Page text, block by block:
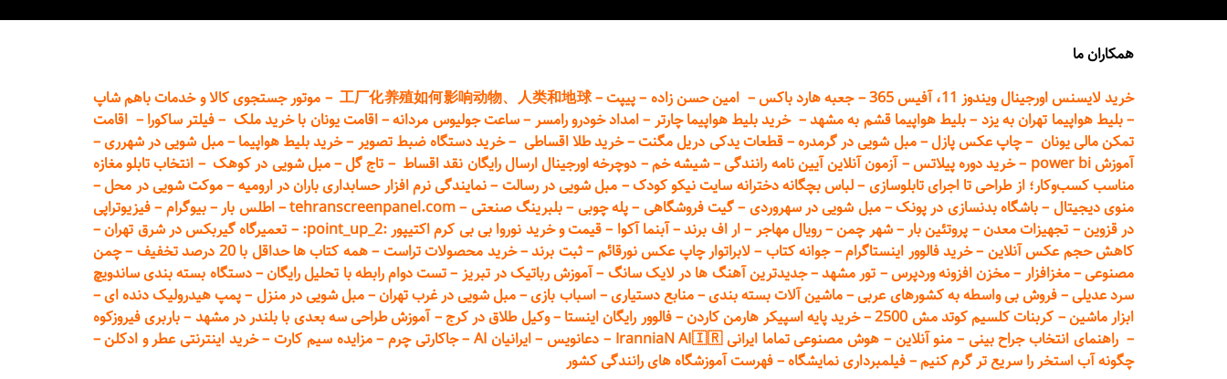
همکاران ما
خرید لایسنس اورجینال ویندوز 11، آفیس 365
–جعبه هارد باکس– امین حسن زاده –پیپت–
工厂化养殖如何影响动物、人类和地球
– موتور جستجوی کالا و خدمات باهم شاپ
–بلیط هواپیما تهرانبه یزد –بلیط هواپیما قشم به مشهد–خرید بلیط هواپیما چارتر –امداد خودرورامسر –ساعت جولیوس مردانه–اقامت یونان با خرید ملک –فیلتر ساکورا – اقامت
تمکن مالی یونان –چاپ عکس پازل–مبل شویی در گرمدره–قطعاتیدکی دریل مگنت–خرید طلا اقساطی –خرید دستگاه ضبط تصویر –خرید بلیط هواپیما –مبل شویی در شهرری–
آموزش power bi
–خرید دورهپیلاتس–آزمون آنلاین آیین نامه رانندگی–شیشه خم– دوچرخه اورجینال ارسال رایگان نقد اقساط – تاج گل–مبل شویی در کوهک– انتخاب تابلو مغازه
مناسب کسب‌وکار؛ از طراحی تا اجرای تابلوسازی –لباس بچگانه دخترانه سایت نیکو کودک– مبل شویی در رسالت –نمایندگی نرم افزار حسابداری باران در ارومیه –موکت شویی در محل–
منوی دیجیتال –باشگاه بدنسازی در پونک–مبل شویی در سهروردی –گیت فروشگاهی –پله چوبی –بلبرینگ صنعتی –
tehranscreenpanel.com
–اطلس بار –بیوگرام –فیزیوتراپی
در قزوین– تجهیزات معدن– پروتئین بار –شهر چمن–رویال مهاجر –ار اف برند–آبنما آکوا –قیمت و خرید نوروا بی بی کرم اکتیپور :point_up_2: – تعمیرگاه گیربکس در شرق تهران–
کاهش حجم عکس آنلاین –خرید فالوور اینستاگرام–جوانه کتاب – لابراتوار چاپ عکس نورقائم –ثبت برند–خرید محصولات تراست –همه کتاب ها حداقل با 20 درصد تخفیف –چمن
مصنوعی–مغزافزار –مخزن افزونه وردپرس– تور مشهد–جدیدترین آهنگ ها در لایک سانگ –آموزشرباتیک در تبریز –تست دوام رابطه با تحلیل رایگان–دستگاه بسته‌ بندی ساندویچ
سرد عدیلی–فروش بی واسطه بهکشورهای عربی–ماشین آلات بسته بندی–منابع دستیاری–اسباب بازی–مبل شویی در غرب تهران–مبل شویی در منزل –پمپ هیدرولیک دنده ای–
ابزار ماشین– کربنات کلسیم کوتد مش 2500 –خرید پایه اسپیکر هارمن کاردن–فالوور رایگان اینستا –وکیل طلاق در کرج –آموزش طراحی سه بعدی با بلندر در مشهد –باربری فیروزکوه
–راهنمای انتخاب جراح بینی – منو آنلاین – هوش مصنوعی تماما ایرانی IranniaN AI🇮🇷 – دعانویس–ایرانیان AI –جاکارتی چرم –مزایده سیم کارت–خرید اینترنتی عطر و ادکلن–
چگونه آب استخر را سریع تر گرم کنیم–فیلمبرداری نمایشگاه–فهرست آموزشگاه های رانندگی کشور